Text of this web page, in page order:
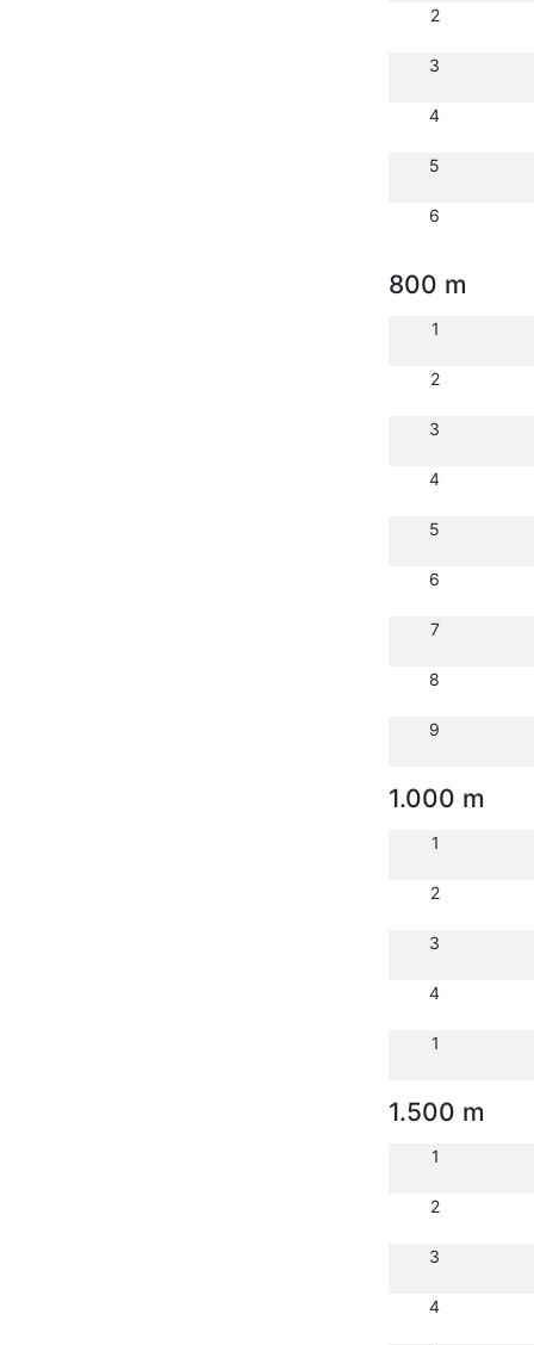
2
3
4
5
6
800 m
1
2
3
4
5
6
7
8
9
1.000 m
1
2
3
4
1
1.500 m
1
2
3
4